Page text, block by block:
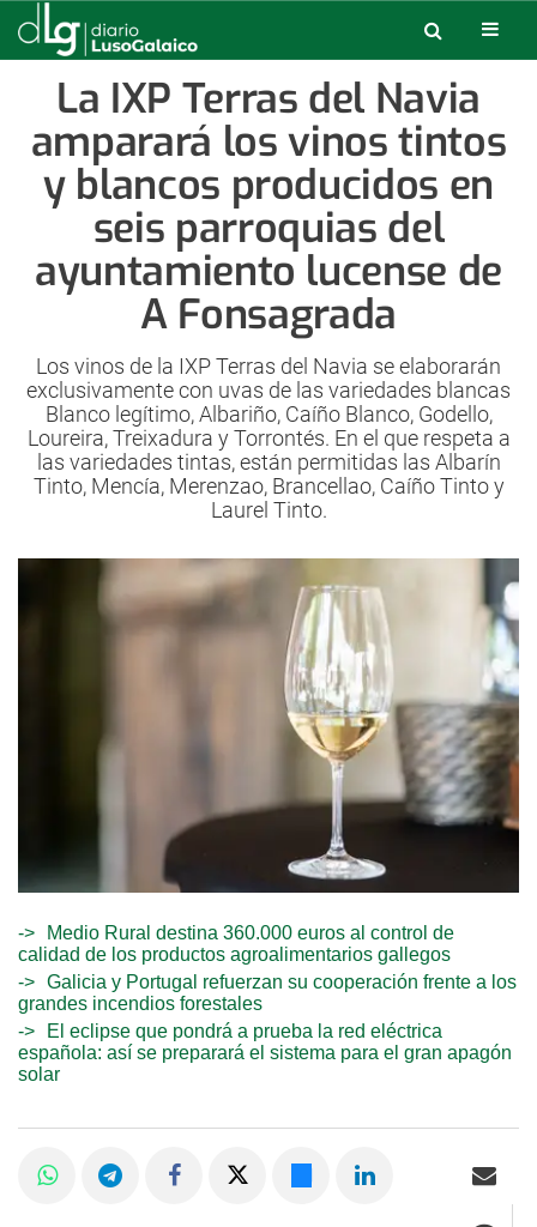
La IXP Terras del Navia
amparará los vinos tintos
y blancos producidos en
seis parroquias del
ayuntamiento lucense de
A Fonsagrada
Los vinos de la IXP Terras del Navia se elaborarán
exclusivamente con uvas de las variedades blancas
Blanco legítimo, Albariño, Caíño Blanco, Godello,
Loureira, Treixadura y Torrontés. En el que respeta a
las variedades tintas, están permitidas las Albarín
Tinto, Mencía, Merenzao, Brancellao, Caíño Tinto y
Laurel Tinto.
Medio Rural destina 360.000 euros al control de
calidad de los productos agroalimentarios gallegos
Galicia y Portugal refuerzan su cooperación frente a los
grandes incendios forestales
El eclipse que pondrá a prueba la red eléctrica
española: así se preparará el sistema para el gran apagón
solar